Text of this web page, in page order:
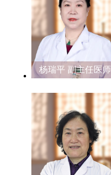
杨瑞平 副主任医师